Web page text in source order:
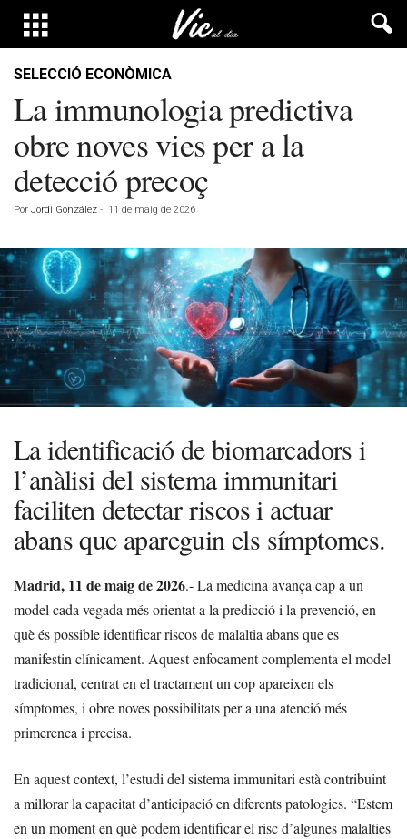
SELECCIÓ ECONÒMICA
La immunologia predictiva
obre noves vies per a la
detecció precoç
Por Jordi González - 11 de maig de 2026
La identificació de biomarcadors i
l’anàlisi del sistema immunitari
faciliten detectar riscos i actuar
abans que apareguin els símptomes.
Madrid, 11 de maig de 2026.- La medicina avança cap a un
model cada vegada més orientat a la predicció i la prevenció, en
què és possible identificar riscos de malaltia abans que es
manifestin clínicament. Aquest enfocament complementa el model
tradicional, centrat en el tractament un cop apareixen els
símptomes, i obre noves possibilitats per a una atenció més
primerenca i precisa.
En aquest context, l’estudi del sistema immunitari està contribuint
a millorar la capacitat d’anticipació en diferents patologies. “Estem
en un moment en què podem identificar el risc d’algunes malalties